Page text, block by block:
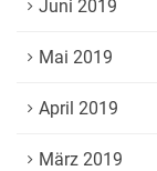
Juni 2019
Mai 2019
April 2019
März 2019